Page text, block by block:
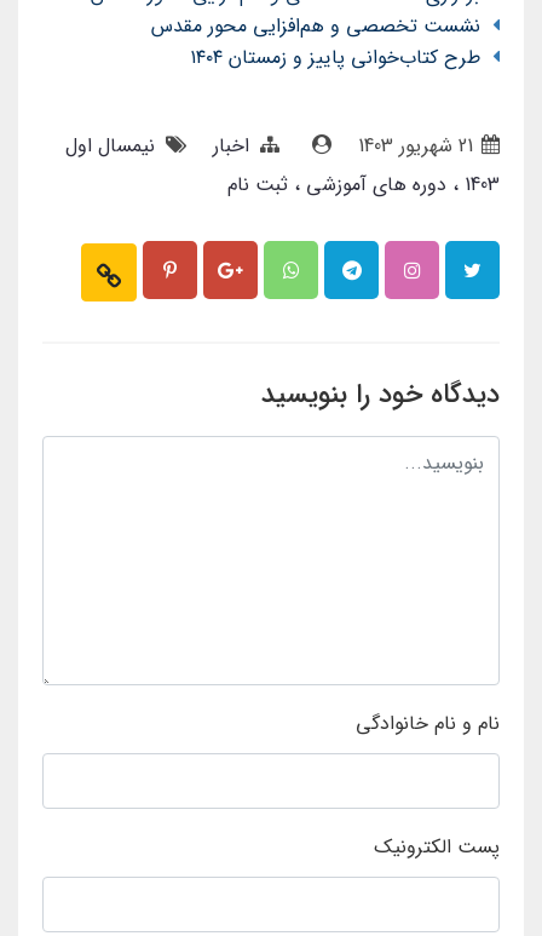
نشست تخصصی و هم‌افزایی محور مقدس
طرح کتاب‌خوانی پاییز و زمستان ۱۴۰۴
اخبار
نیمسال اول
1403
دوره های آموزشی ثبت نام
دیدگاه خود را بنویسید
نام و نام خانوادگی
پست الکترونیک